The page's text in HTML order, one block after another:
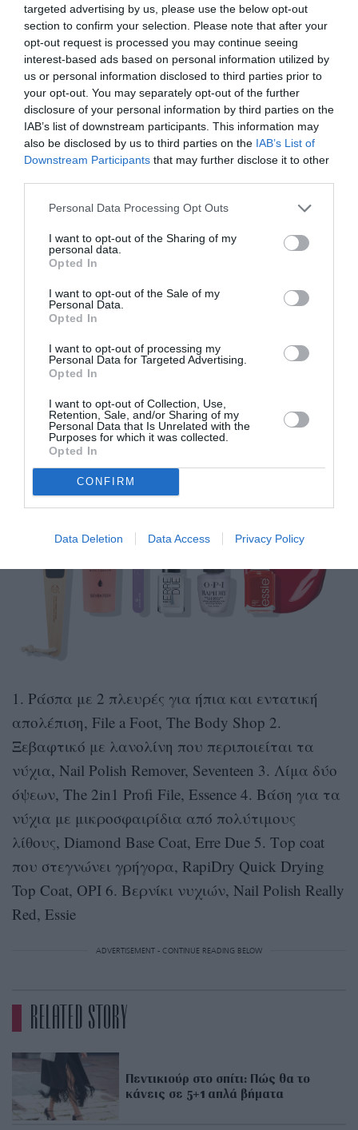
targeted advertising by us, please use the below opt-out
section to confirm your selection. Please note that after your
opt-out request is processed you may continue seeing
interest-based ads based on personal information utilized by
us or personal information disclosed to third parties prior to
your opt-out. You may separately opt-out of the further
disclosure of your personal information by third parties on the
IAB’s list of downstream participants. This information may
also be disclosed by us to third parties on the IAB’s List of
Downstream Participants that may further disclose it to other
Personal Data Processing Opt Outs
I want to opt-out of the Sharing of my
personal data.
Opted In
I want to opt-out of the Sale of my
Personal Data.
Opted In
I want to opt-out of processing my
Personal Data for Targeted Advertising.
Opted In
I want to opt-out of Collection, Use,
Retention, Sale, and/or Sharing of my
Personal Data that Is Unrelated with the
Purposes for which it was collected.
Opted In
CONFIRM
Data Deletion Data Access Privacy Policy
Moroccanoil 5. Θρεπτική κρέμα ανάπλασης
ποδιών, Frezyfeet Revital Restructuring Foot Cream,
Frezyderm 6. Αόρατο αντηλιακό σπρέι, Luxurious
SunCare Invisible Spray SPF 30, InterMed
Extra Tip
Δεν παραλείπουμε να απλώσουμε αντηλιακό σε
αποτελεί την ιδανική επιλογή, αφού
εφαρμόζεται εύκολα παντού χωρίς να απαιτεί
επάλειψη.
ΠΕΝΤΙΚΙΟΥΡ
Πριν από το πιο διασκεδαστικό κομμάτι του
πεντικιούρ, που δεν είναι άλλο από την επιλογή
περιποιηθούμε τα πετσάκια και τα ξηρά σημεία
στα πέλματα και να δώσουμε σχήμα στα νύχια.
1. Ράσπα με 2 πλευρές για ήπια και εντατική
απολέπιση, File a Foot, The Body Shop 2.
Ξεβαφτικό με λανολίνη που περιποιείται τα
νύχια, Nail Polish Remover, Seventeen 3. Λίμα δύο
όψεων, The 2in1 Profi File, Essence 4. Βάση για τα
νύχια με μικροσφαιρίδια από πολύτιμους
λίθους, Diamond Base Coat, Erre Due 5. Τop coat
που στεγνώνει γρήγορα, RapiDry Quick Drying
Top Coat, OPI 6. Βερνίκι νυχιών, Nail Polish Really
Red, Essie
ADVERTISEMENT - CONTINUE READING BELOW
RELATED STORY
Πεντικιούρ στο σπίτι: Πώς θα το
κάνεις σε 5+1 απλά βήματα